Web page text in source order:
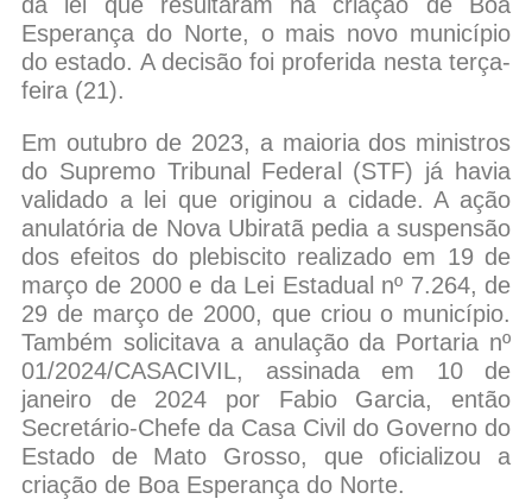
Esperança do Norte, o mais novo município
do estado. A decisão foi proferida nesta terça-
feira (21).
Em outubro de 2023, a maioria dos ministros
do Supremo Tribunal Federal (STF) já havia
validado a lei que originou a cidade. A ação
anulatória de Nova Ubiratã pedia a suspensão
dos efeitos do plebiscito realizado em 19 de
março de 2000 e da Lei Estadual nº 7.264, de
29 de março de 2000, que criou o município.
Também solicitava a anulação da Portaria nº
01/2024/CASACIVIL, assinada em 10 de
janeiro de 2024 por Fabio Garcia, então
Secretário-Chefe da Casa Civil do Governo do
Estado de Mato Grosso, que oficializou a
criação de Boa Esperança do Norte.